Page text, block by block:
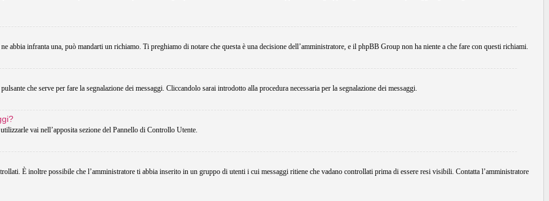
abbia infranta una, può mandarti un richiamo. Ti preghiamo di notare che questa è una decisione dell’amministratore, e il phpBB Group non ha niente a che fare con questi richiami.
che serve per fare la segnalazione dei messaggi. Cliccandolo sarai introdotto alla procedura necessaria per la segnalazione dei messaggi.
vai nell’apposita sezione del Pannello di Controllo Utente.
È inoltre possibile che l’amministratore ti abbia inserito in un gruppo di utenti i cui messaggi ritiene che vadano controllati prima di essere resi visibili. Contatta l’amministratore